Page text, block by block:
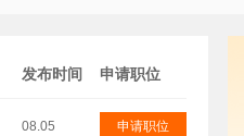
发布时间 申请职位
08.05 申请职位